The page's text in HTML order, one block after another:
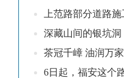
血
上范路部分道路
深藏山间的银坑洞
6日起，福安这个